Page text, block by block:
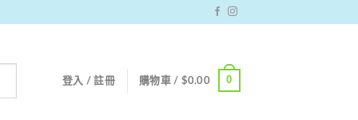
登入 / 註冊 購物車 / $0.00 0